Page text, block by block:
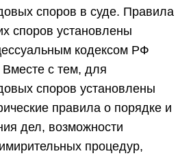
споров в суде. Правила
споров установлены
кодексом РФ
с тем, для
споров установлены
правила о порядке и
дел, возможности
процедур,